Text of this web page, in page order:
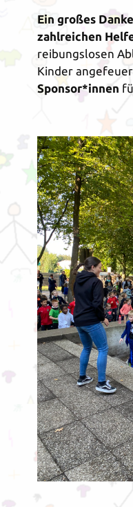
Ein großes
zahlreichen
reibungslosen
Kinder
Sponsor*innen